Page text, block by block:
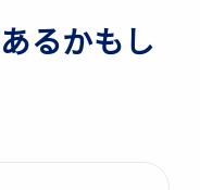
るかもし